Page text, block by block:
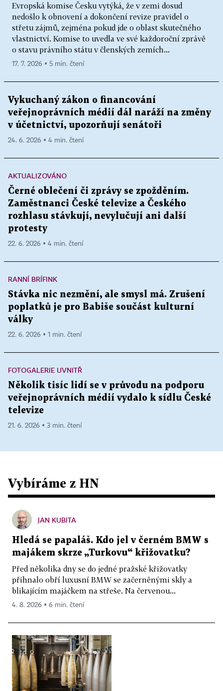
Evropská komise Česku vytýká, že v zemi dosud
nedošlo k obnovení a dokončení revize pravidel o
střetu zájmů, zejména pokud jde o oblast skutečného
vlastnictví. Komise to uvedla ve své každoroční zprávě
o stavu právního státu v členských zemích...
17. 7. 2026 ▪ 5 min. čtení
Vykuchaný zákon o financování
veřejnoprávních médií dál naráží na změny
v účetnictví, upozorňují senátoři
24. 6. 2026 ▪ 4 min. čtení
AKTUALIZOVÁNO
Černé oblečení či zprávy se zpožděním.
Zaměstnanci České televize a Českého
rozhlasu stávkují, nevylučují ani další
protesty
22. 6. 2026 ▪ 4 min. čtení
RANNÍ BRÍFINK
Stávka nic nezmění, ale smysl má. Zrušení
poplatků je pro Babiše součást kulturní
války
22. 6. 2026 ▪ 1 min. čtení
FOTOGALERIE UVNITŘ
Několik tisíc lidí se v průvodu na podporu
veřejnoprávních médií vydalo k sídlu České
televize
21. 6. 2026 ▪ 3 min. čtení
Vybíráme z HN
JAN KUBITA
Hledá se papaláš. Kdo jel v černém BMW s
majákem skrze „Turkovu“ křižovatku?
Před několika dny se do jedné pražské křižovatky
přihnalo obří luxusní BMW se začerněnými skly a
blikajícím majáčkem na střeše. Na červenou...
4. 8. 2026 ▪ 6 min. čtení